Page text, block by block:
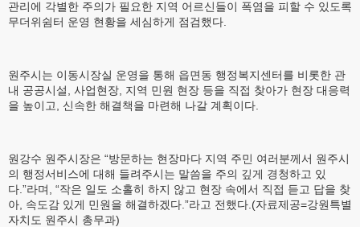
관리에 각별한 주의가 필요한 지역 어르신들이 폭염을 피할 수 있도록
무더위쉼터 운영 현황을 세심하게 점검했다.
원주시는 이동시장실 운영을 통해 읍면동 행정복지센터를 비롯한 관
내 공공시설, 사업현장, 지역 민원 현장 등을 직접 찾아가 현장 대응력
을 높이고, 신속한 해결책을 마련해 나갈 계획이다.
원강수 원주시장은 “방문하는 현장마다 지역 주민 여러분께서 원주시
의 행정서비스에 대해 들려주시는 말씀을 주의 깊게 경청하고 있
다.”라며, “작은 일도 소홀히 하지 않고 현장 속에서 직접 듣고 답을 찾
아, 속도감 있게 민원을 해결하겠다.”라고 전했다.(자료제공=강원특별
자치도 원주시 총무과)